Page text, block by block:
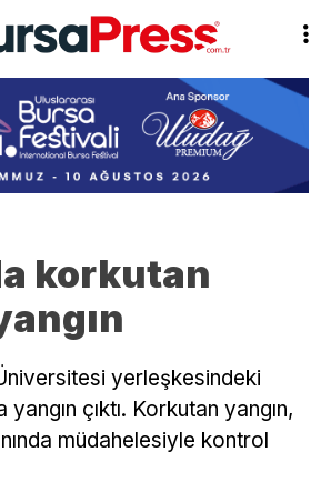
korkutan
yerleşkesindeki
yangın çıktı. Korkutan yangın,
müdahelesiyle kontrol